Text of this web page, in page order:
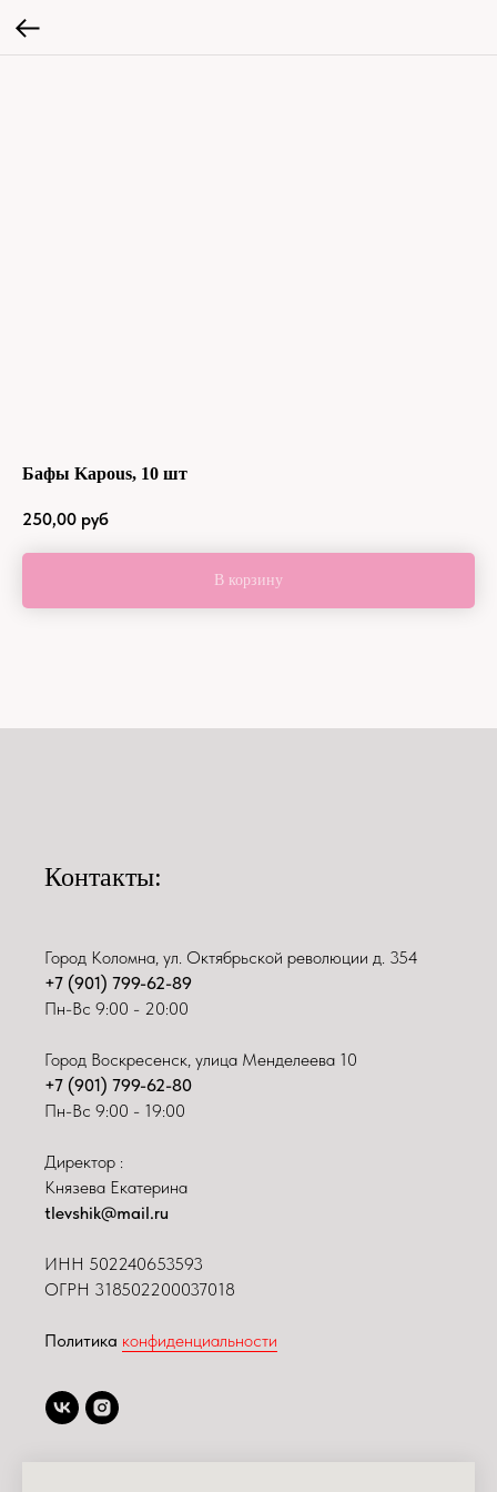
Бафы Kapous, 10 шт
250,00 руб
В корзину
Контакты:
Город Коломна, ул. Октябрьской революции д. 354
+7 (901) 799-62-89
Пн-Вс 9:00 - 20:00
Город Воскресенск, улица Менделеева 10
+7 (901) 799-62-80
Пн-Вс 9:00 - 19:00
Директор :
Князева Екатерина
tlevshik@mail.ru
ИНН 502240653593
ОГРН 318502200037018
Политика конфиденциальности